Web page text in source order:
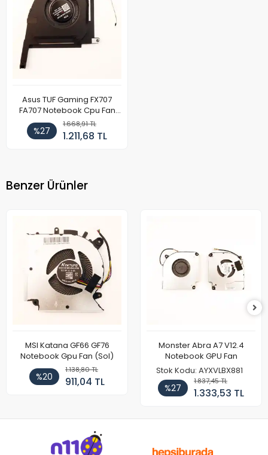
Asus TUF Gaming FX707
FA707 Notebook Cpu Fan
12v (Sol)
%27
1.668,91 TL
1.211,68 TL
Benzer Ürünler
MSI Katana GF66 GF76
Notebook Gpu Fan (Sol)
%20
1.138,80 TL
911,04 TL
Monster Abra A7 V12.4
Notebook GPU Fan
Stok Kodu: AYXVLBX881
%27
1.837,45 TL
1.333,53 TL